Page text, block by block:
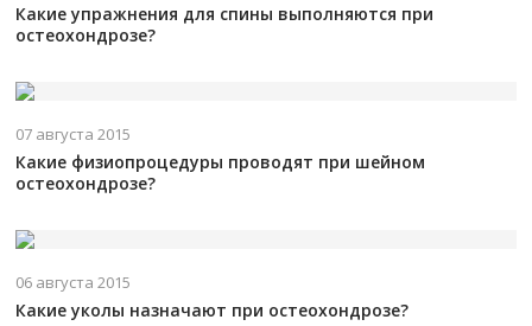
Какие упражнения для спины выполняются при
остеохондрозе?
07 августа 2015
Какие физиопроцедуры проводят при шейном
остеохондрозе?
06 августа 2015
Какие уколы назначают при остеохондрозе?